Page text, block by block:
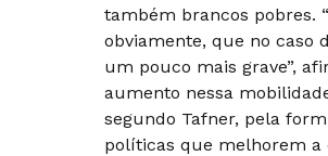
também brancos pobres.
obviamente, que no caso
um pouco mais grave”,
aumento nessa
segundo Tafner, pela
políticas que melhorem a